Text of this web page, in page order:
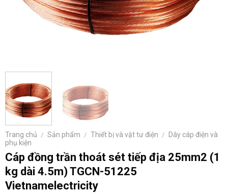
Trang chủ / Sản phẩm / Thiết bị và vật tư điện /
Dây cáp điện và
phụ kiện
Cáp đồng trần thoát sét tiếp địa 25mm2 (1
kg dài 4.5m) TGCN-51225
Vietnamelectricity